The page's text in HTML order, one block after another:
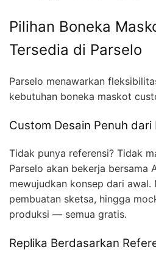
Pilihan Boneka
Tersedia di Parselo
Parselo menawarkan
kebutuhan boneka maskot
Custom Desain Penuh dari
Tidak punya referensi? Tidak
Parselo akan bekerja bersama
mewujudkan konsep dari awal.
pembuatan sketsa, hingga
produksi — semua gratis.
Replika Berdasarkan